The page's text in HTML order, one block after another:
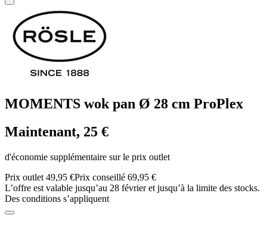
MOMENTS wok pan Ø 28 cm ProPlex
Maintenant, 25 €
d'économie supplémentaire sur le prix outlet
Prix outlet 49,95 €Prix conseillé 69,95 €
L’offre est valable jusqu’au 28 février et jusqu’à la limite des stocks.
Des conditions s’appliquent